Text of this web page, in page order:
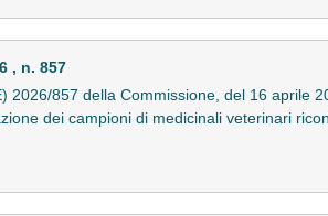
, n. 857
2026/857 della Commissione, del 16 aprile
dei campioni di medicinali veterinari